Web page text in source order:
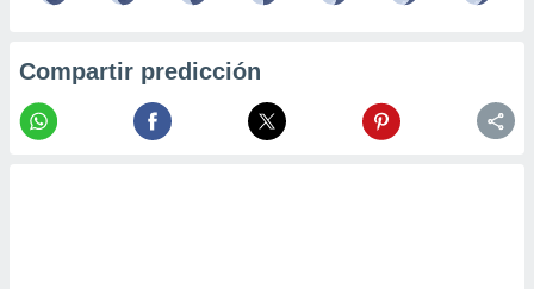
Compartir predicción